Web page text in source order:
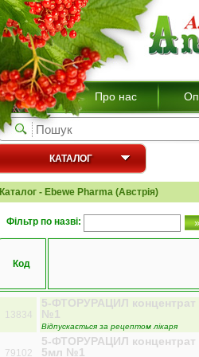
Про нас
КАТАЛОГ
Каталог - Ebewe Pharma (Австрія)
Фільтр по назві:
Код
13834
5-ФТОРУРАЦИЛ концентрат
№1
Відпускається за рецептом лікаря
79102
5-ФТОРУРАЦИЛ концентрат
5мл №1